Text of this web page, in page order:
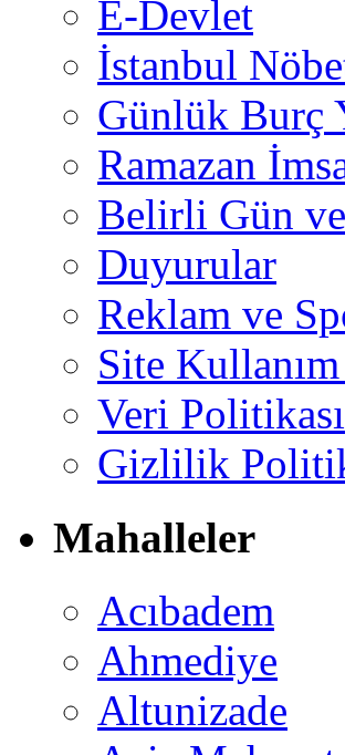
E-Devlet
İstanbul
Günlük Burç
Ramazan
Belirli Gün
Duyurular
Reklam ve
Site
Veri Politikası
Gizlilik
Mahalleler
Acıbadem
Ahmediye
Altunizade